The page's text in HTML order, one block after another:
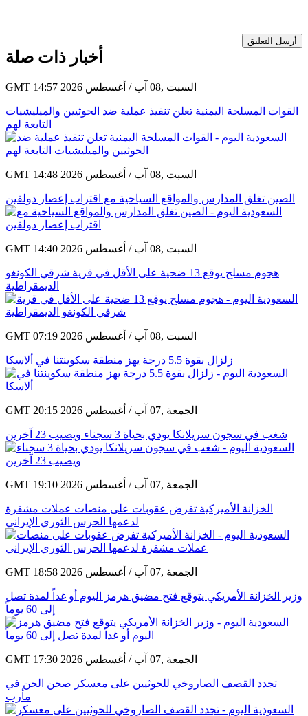
أخبار ذات صلة
GMT 14:57 2026 السبت ,08 آب / أغسطس
القوات المسلحة اليمنية تعلن تنفيذ عملية ضد الحوثيين والميليشيات
التابعة لهم
GMT 14:48 2026 السبت ,08 آب / أغسطس
الصين تغلق المدارس والمواقع السياحية مع اقتراب إعصار دولفين
GMT 14:40 2026 السبت ,08 آب / أغسطس
هجوم مسلح يوقع 13 ضحية على الأقل في قرية شرقي الكونغو
الديمقراطية
GMT 07:19 2026 السبت ,08 آب / أغسطس
GMT 20:15 2026 الجمعة ,07 آب / أغسطس
GMT 19:10 2026 الجمعة ,07 آب / أغسطس
الخزانة الأميركية تفرض عقوبات على منصات عملات مشفرة
لدعمها الحرس الثوري الإيراني
GMT 18:58 2026 الجمعة ,07 آب / أغسطس
وزير الخزانة الأمريكي يتوقع فتح مضيق هرمز اليوم أو غداً لمدة تصل
إلى 60 يوماً
GMT 17:30 2026 الجمعة ,07 آب / أغسطس